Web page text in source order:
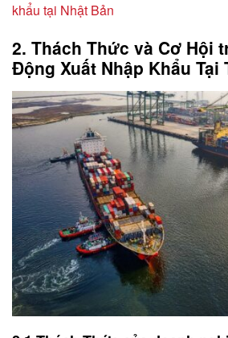
khẩu tại Nhật Bản
2. Thách Thức và Cơ Hội
Động Xuất Nhập Khẩu Tại